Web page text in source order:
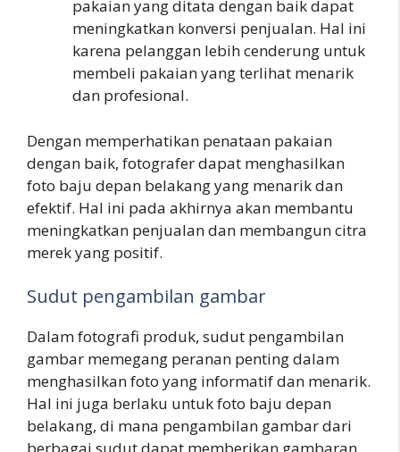
pakaian yang ditata dengan baik dapat
meningkatkan konversi penjualan. Hal ini
karena pelanggan lebih cenderung untuk
membeli pakaian yang terlihat menarik
dan profesional.
Dengan memperhatikan penataan pakaian
dengan baik, fotografer dapat menghasilkan
foto baju depan belakang yang menarik dan
efektif. Hal ini pada akhirnya akan membantu
meningkatkan penjualan dan membangun citra
merek yang positif.
Sudut pengambilan gambar
Dalam fotografi produk, sudut pengambilan
gambar memegang peranan penting dalam
menghasilkan foto yang informatif dan menarik.
Hal ini juga berlaku untuk foto baju depan
belakang, di mana pengambilan gambar dari